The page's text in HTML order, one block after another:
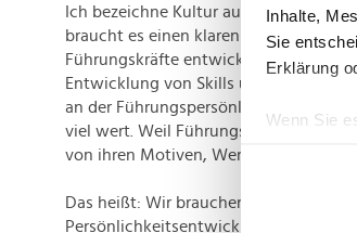
Inhalte,
Sie
Erklärung
Wenn Sie
Erfahren
Ich bezeichne Kultur auch gern als
braucht es einen klaren Fokus.
Führungskräfte entwickeln. Hierbei
Entwicklung von Skills und
an der Führungspersönlichkeit außer
viel wert. Weil Führungskräfte
von ihren Motiven, Werten, Mustern
Das heißt: Wir brauchen
Persönlichkeitsentwicklung ist.